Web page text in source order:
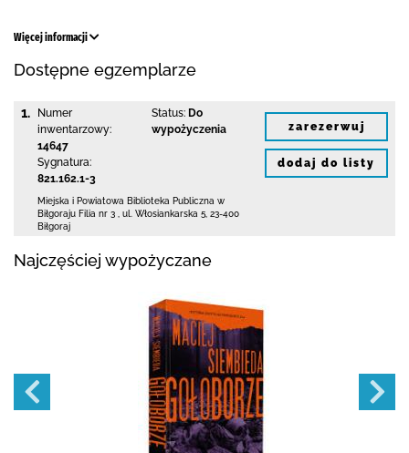
Więcej informacji
Dostępne egzemplarze
1.
Numer
inwentarzowy:
14647
Sygnatura:
821.162.1-3
Status: Do
wypożyczenia
Miejska i Powiatowa Biblioteka Publiczna w
Biłgoraju Filia nr 3
ul. Włosiankarska 5 23-400
Biłgoraj
zarezerwuj
dodaj do listy
Najczęściej wypożyczane